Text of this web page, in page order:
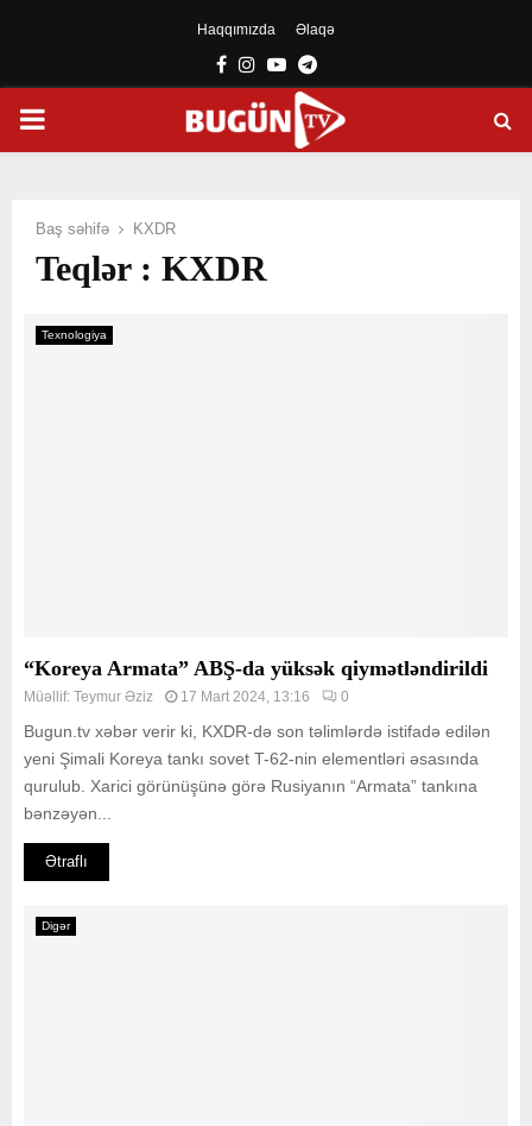
Haqqımızda Əlaqə
Facebook
Instagram
YoutubeTelegram
PRIMARY
Baş səhifə KXDR
Teqlər : KXDR
Texnologiya
“Koreya Armata” ABŞ-da yüksək qiymətləndirildi
Müəllif: Teymur Əziz 17 Mart 2024, 13:16 0
Bugun.tv xəbər verir ki, KXDR-də son təlimlərdə istifadə edilən
yeni Şimali Koreya tankı sovet T-62-nin elementləri əsasında
qurulub. Xarici görünüşünə görə Rusiyanın “Armata” tankına
bənzəyən...
Ətraflı
Digər